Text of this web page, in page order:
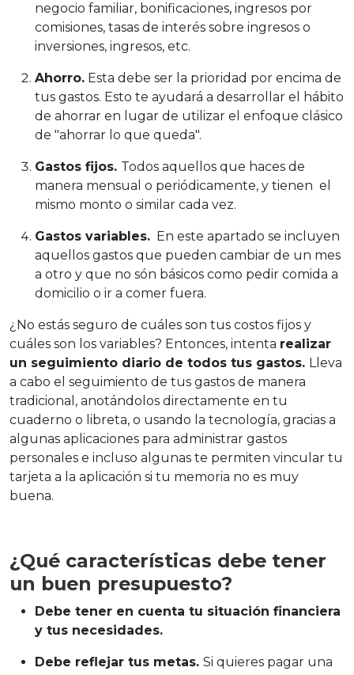
negocio familiar, bonificaciones, ingresos por
comisiones, tasas de interés sobre ingresos o
inversiones, ingresos, etc.
Ahorro. Esta debe ser la prioridad por encima de
tus gastos. Esto te ayudará a desarrollar el hábito
de ahorrar en lugar de utilizar el enfoque clásico
de "ahorrar lo que queda".
Gastos fijos. Todos aquellos que haces de
manera mensual o periódicamente, y tienen el
mismo monto o similar cada vez.
Gastos variables. En este apartado se incluyen
aquellos gastos que pueden cambiar de un mes
a otro y que no són básicos como pedir comida a
domicilio o ir a comer fuera.
¿No estás seguro de cuáles son tus costos fijos y
cuáles son los variables? Entonces, intenta realizar
un seguimiento diario de todos tus gastos. Lleva
a cabo el seguimiento de tus gastos de manera
tradicional, anotándolos directamente en tu
cuaderno o libreta, o usando la tecnología, gracias a
algunas aplicaciones para administrar gastos
personales e incluso algunas te permiten vincular tu
tarjeta a la aplicación si tu memoria no es muy
buena.
¿Qué características debe tener
un buen presupuesto?
Debe tener en cuenta tu situación financiera
y tus necesidades.
Debe reflejar tus metas. Si quieres pagar una